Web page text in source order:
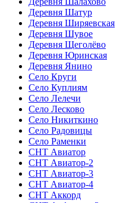
Деревня Шатур
Деревня Ширяевская
Деревня Шувое
Деревня Щеголёво
Деревня Юринская
Деревня Янино
Село Круги
Село Куплиям
Село Лелечи
Село Лесково
Село Никиткино
Село Радовицы
Село Раменки
СНТ Авиатор
СНТ Авиатор-2
СНТ Авиатор-3
СНТ Авиатор-4
СНТ Аккорд